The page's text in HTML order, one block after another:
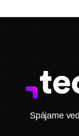
Spájame